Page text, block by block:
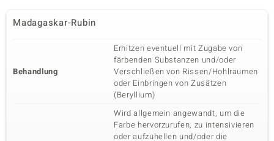
Madagaskar-Rubin
Behandlung
Erhitzen eventuell mit Zugabe von
färbenden Substanzen und/oder
Verschließen von Rissen/Hohlräumen
oder Einbringen von Zusätzen
(Beryllium)
Wird allgemein angewandt, um die
Farbe hervorzurufen, zu intensivieren
oder aufzuhellen und/oder die